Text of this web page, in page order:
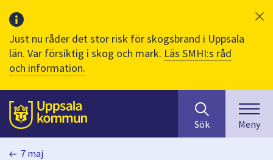
Just nu råder det stor risk för skogsbrand i Uppsala
län. Var försiktig i skog och mark. Läs SMHI:s råd
och information.
Till sidans
huvudinnehåll
efter
innehåll
på
Sök Meny
7 maj